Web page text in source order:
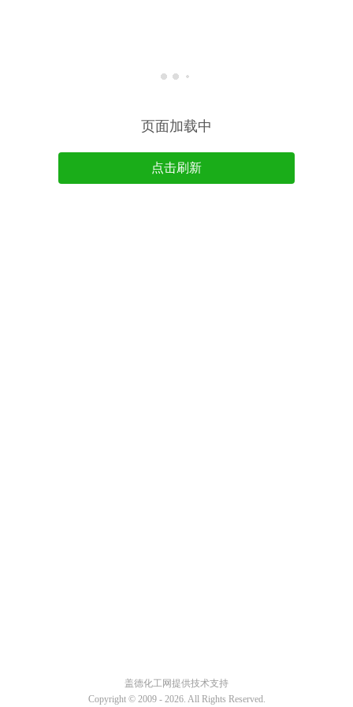
页面加载中
点击刷新
盖德化工网提供技术支持
Copyright © 2009 - 2026. All Rights Reserved.